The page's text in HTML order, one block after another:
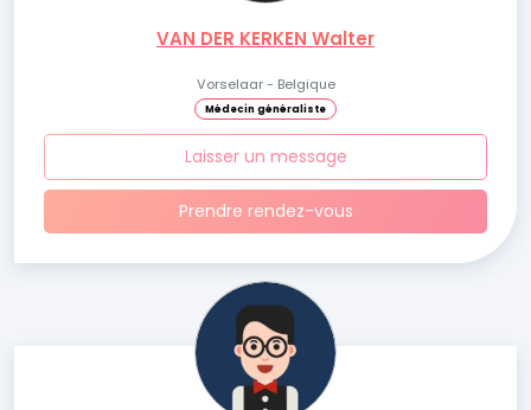
VAN DER KERKEN Walter
Vorselaar - Belgique
Médecin généraliste
Laisser un message
Prendre rendez-vous